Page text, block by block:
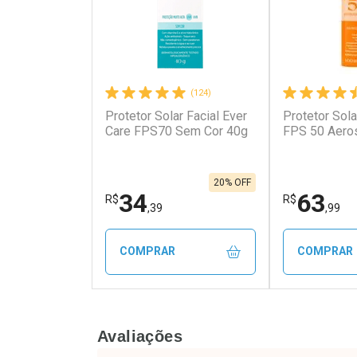
Ativar Desconto
Por R$ 50,20/cada
Por R$ 50,20/cada
Ativar
(124)
Protetor Solar Facial Ever
Care FPS70 Sem Cor 40g
R$34,39
20% OFF
COMPRAR
Laboratório
Por Menos
Protetor
FPS 50
R$63,99
COMPRAR
Avaliações